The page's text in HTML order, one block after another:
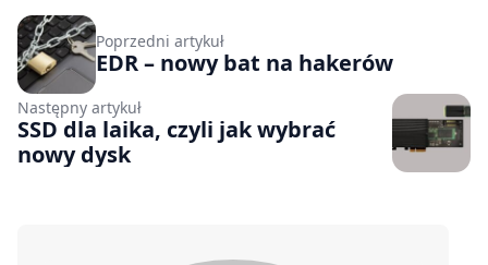
Poprzedni artykuł
EDR – nowy bat na hakerów
Następny artykuł
SSD dla laika, czyli jak wybrać
nowy dysk